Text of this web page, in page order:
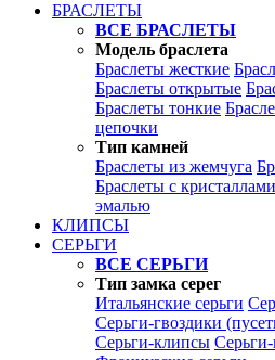
БРАСЛЕТЫ
ВСЕ БРАСЛЕТЫ
Модель браслета
Браслеты жесткие
Браслеты открытые
Браслеты тонкие
цепочки
Тип камней
Браслеты из жемчуга
Браслеты с
эмалью
КЛИПСЫ
СЕРЬГИ
ВСЕ СЕРЬГИ
Тип замка серег
Итальянские серьги
Серьги-гвоздики
Серьги-клипсы